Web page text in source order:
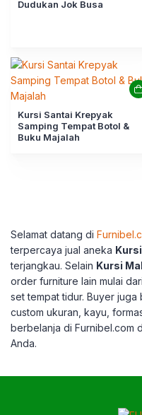
Dudukan Jok Busa
Kursi Santai Krepyak
Samping Tempat Botol &
Buku Majalah
Selamat datang di
terpercaya jual aneka
terjangkau. Selain Kursi
order furniture lain mulai
set tempat tidur. Buyer juga
custom ukuran, kayu,
berbelanja di Furnibel.com
Anda.